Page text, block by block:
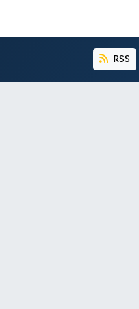
RSS